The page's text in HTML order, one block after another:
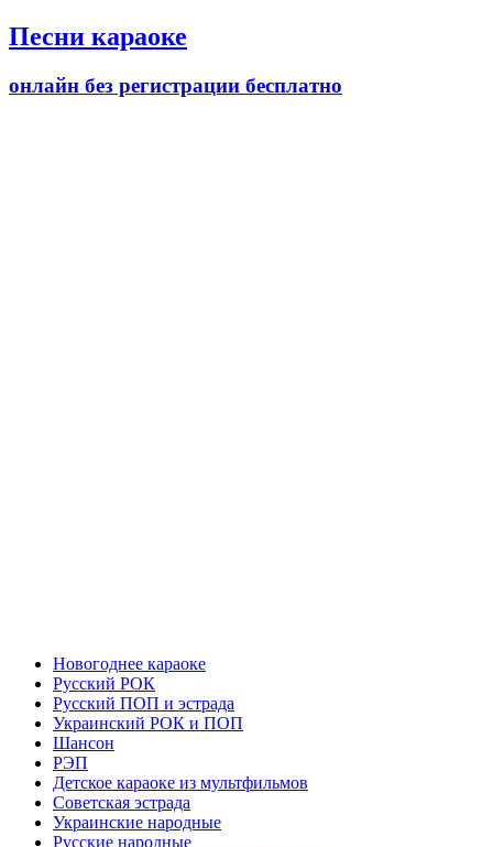
Песни караоке
онлайн без регистрации бесплатно
Новогоднее караоке
Русский РОК
Русский ПОП и эстрада
Украинский РОК и ПОП
Шансон
РЭП
Детское караоке из мультфильмов
Советская эстрада
Украинские народные
Русские народные